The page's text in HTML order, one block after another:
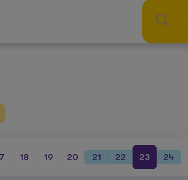
18 19 20 21 22 23 24